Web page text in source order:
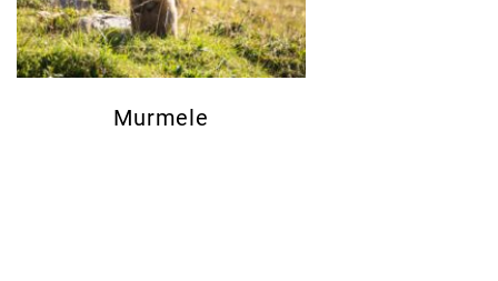
Murmele